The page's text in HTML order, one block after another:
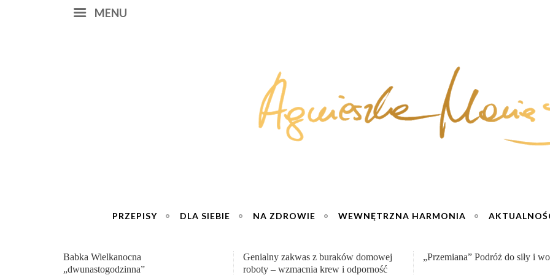
MENU
PRZEPISY DLA SIEBIE NA ZDROWIE WEWNĘTRZNA HARMONIA
Genialny zakwas z buraków domowej
roboty – wzmacnia krew i odporność
„Przemiana” Podróż do siły i wolności :)
Sernik truskawkowy na zimno –